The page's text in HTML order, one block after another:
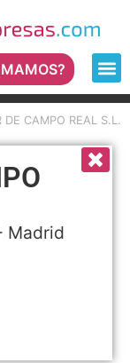
DE CAMPO REAL S.L.
Madrid